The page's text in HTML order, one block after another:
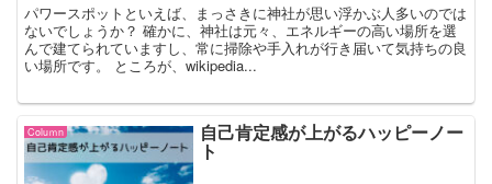
パワースポットといえば、まっさきに神社が思い浮かぶ人多いのでは
ないでしょうか？ 確かに、神社は元々、エネルギーの高い場所を選
んで建てられていますし、常に掃除や手入れが行き届いて気持ちの良
い場所です。 ところが、wikipedia...
Coluｍn 自己肯定感が上がるハッピーノー
ト